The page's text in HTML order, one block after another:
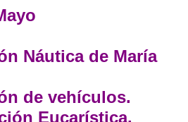
Náutica de María
de vehículos.
Eucarística.